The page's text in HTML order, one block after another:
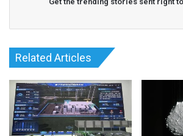
Related Articles